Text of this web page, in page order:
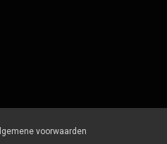
voorwaarden